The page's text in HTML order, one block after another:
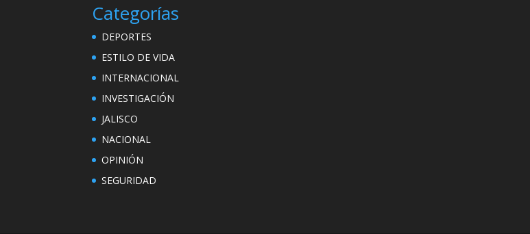
Categorías
DEPORTES
ESTILO DE VIDA
INTERNACIONAL
INVESTIGACIÓN
JALISCO
NACIONAL
OPINIÓN
SEGURIDAD